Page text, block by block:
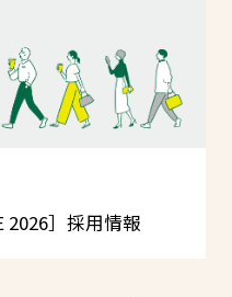
2026］採用情報